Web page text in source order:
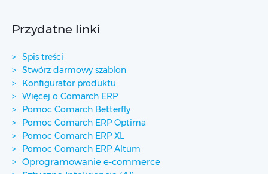
Przydatne linki
Spis treści
Stwórz darmowy szablon
Konfigurator produktu
Więcej o Comarch ERP
Pomoc Comarch Betterfly
Pomoc Comarch ERP Optima
Pomoc Comarch ERP XL
Pomoc Comarch ERP Altum
Oprogramowanie e-commerce